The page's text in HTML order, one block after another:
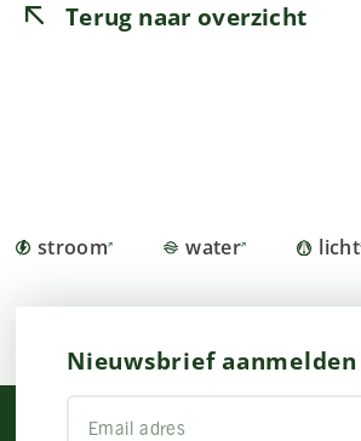
Terug naar overzicht
stroom water licht
Nieuwsbrief aanmelden